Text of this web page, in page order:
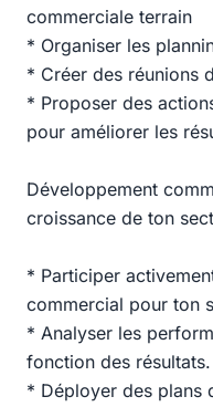
commerciale terrain
* Organiser les
* Créer des réunions
* Proposer des
pour améliorer les
Développement
croissance de ton
* Participer
commercial pour ton
* Analyser les
fonction des résultats.
* Déployer des plans